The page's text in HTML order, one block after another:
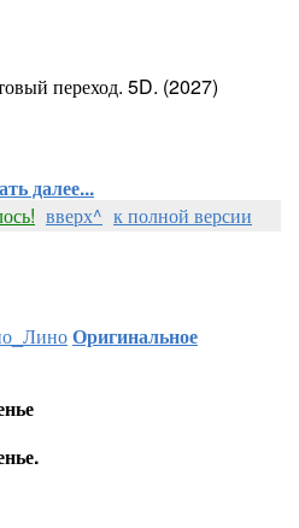
переход. 5D. (2027)
далее...
вверх^ к полной версии
Оригинальное